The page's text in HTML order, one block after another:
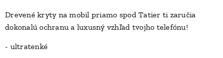
Drevené kryty na mobil priamo spod Tatier ti zaručia
dokonalú ochranu a luxusný vzhľad tvojho telefónu!
- ultratenké